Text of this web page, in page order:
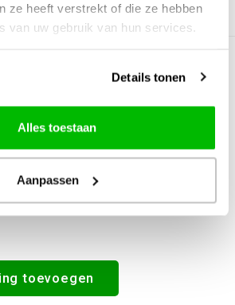
ze heeft verstrekt of die ze hebben
van uw gebruik van hun services.
Details tonen
Alles toestaan
Aanpassen
toevoegen